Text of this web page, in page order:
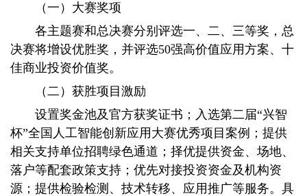
（一）大赛奖项
各主题赛和总决赛分别评选一、二、三等奖，总
决赛将增设优胜奖，并评选50强高价值应用方案、十
佳商业投资价值奖。
（二）获胜项目激励
设置奖金池及官方获奖证书；入选第二届“兴智
杯”全国人工智能创新应用大赛优秀项目案例；提供
相关支持单位招聘绿色通道；择优提供资金、场地、
落户等配套政策支持；优先对接投资资金及机构资
源；提供检验检测、技术转移、应用推广等服务。具